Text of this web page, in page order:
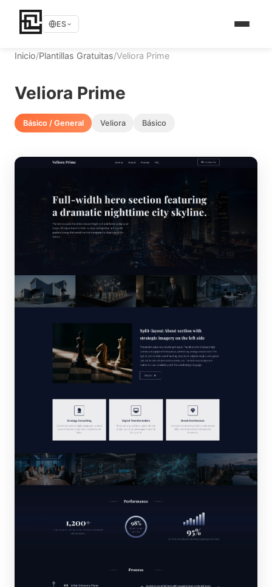
ES
Inicio/Plantillas Gratuitas/Veliora Prime
Veliora Prime
Básico / General Veliora Básico